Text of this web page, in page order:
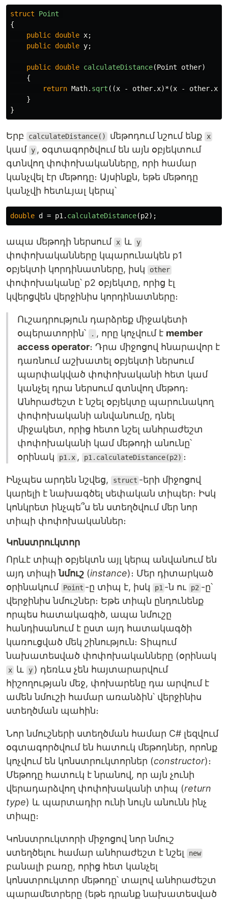
struct
Point
{
public double x;
public double y;
public double calculateDistance(Point other)
{
return Math. sqrt ((x - other. x)*(x - other. x
}
}
Երբ calculateDistance() մեթոդում նշում ենք x
կամ y , օգտագործվում են այն օբյեկտում
գտնվող փոփոխականները, որի համար
կանչվել էր մեթոդը։ Այսինքն, եթե մեթոդը
կանչվի հետևյալ կերպ՝
double d = p1 . calculateDistance(p2);
ապա մեթոդի ներսում x և y
փոփոխականները կպարունակեն p1
օբյեկտի կորդինատները, իսկ
other
փոփոխականը՝ p2 օբյեկտը, որից էլ
կվերցվեն վերջինիս կորդինատները։
Ուշադրություն դարձրեք միջակետի
օպերատորին՝
. , որը կոչվում է member
access operator։ Դրա միջոցով հնարավոր է
դառնում աշխատել օբյեկտի ներսում
պարփակված փոփոխականի հետ կամ
կանչել դրա ներսում գտնվող մեթոդ։
Անհրաժեշտ է նշել օբյեկտը պարունակող
փոփոխականի անվանումը, դնել
միջակետ, որից հետո նշել անհրաժեշտ
փոփոխականի կամ մեթոդի անունը՝
օրինակ
p1.x , p1.calculateDistance(p2) ։
Ինչպես արդեն նշվեց, struct -երի միջոցով
կարելի է նախագծել սեփական տիպեր։ Իսկ
կոնկրետ ինչպե՞ս են ստեղծվում մեր նոր
տիպի փոփոխականներ։
Կոնստրուկտոր
Որևէ տիպի օբյեկտն այլ կերպ անվանում են
այդ տիպինմուշ (instance)։ Մեր դիտարկած
օրինակում Point -ը տիպ է, իսկ p1 -ն ու p2 -ը՝
վերջինիս նմուշներ։ Եթե տիպն ընդունենք
որպես հատակագիծ, ապա նմուշը
հանդիսանում է ըստ այդ հատակագծի
կառուցված մեկ շինություն։ Տիպում
նախատեսված փոփոխականները (օրինակ
x և y ) դեռևս չեն հայտարարվում
հիշողության մեջ, փոխարենը դա արվում է
ամեն նմուշի համար առանձին՝ վերջինիս
ստեղծման պահին։
Նոր նմուշների ստեղծման համար C# լեզվում
օգտագործվում են հատուկ մեթոդներ, որոնք
կոչվում են կոնստրուկտորներ (constructor)։
Մեթոդը հատուկ է նրանով, որ այն չունի
վերադարձվող փոփոխականի տիպ (return
type) և պարտադիր ունի նույն անունն ինչ
տիպը։
Կոնստրուկտորի միջոցով նոր նմուշ
ստեղծելու համար անհրաժեշտ է նշել
new
բանալի բառը, որից հետ կանչել
կոնստրուկտոր մեթոդը՝ տալով անհրաժեշտ
պարամետրերը (եթե դրանք նախատեսված